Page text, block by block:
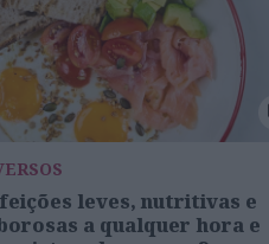
leves, nutritivas e
a qualquer hora e